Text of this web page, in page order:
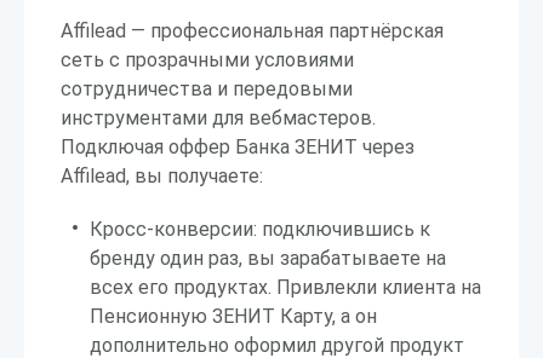
Affilead — профессиональная партнёрская
сеть с прозрачными условиями
сотрудничества и передовыми
инструментами для вебмастеров.
Подключая оффер Банка ЗЕНИТ через
Affilead, вы получаете:
Кросс-конверсии: подключившись к
бренду один раз, вы зарабатываете на
всех его продуктах. Привлекли клиента на
Пенсионную ЗЕНИТ Карту, а он
дополнительно оформил другой продукт